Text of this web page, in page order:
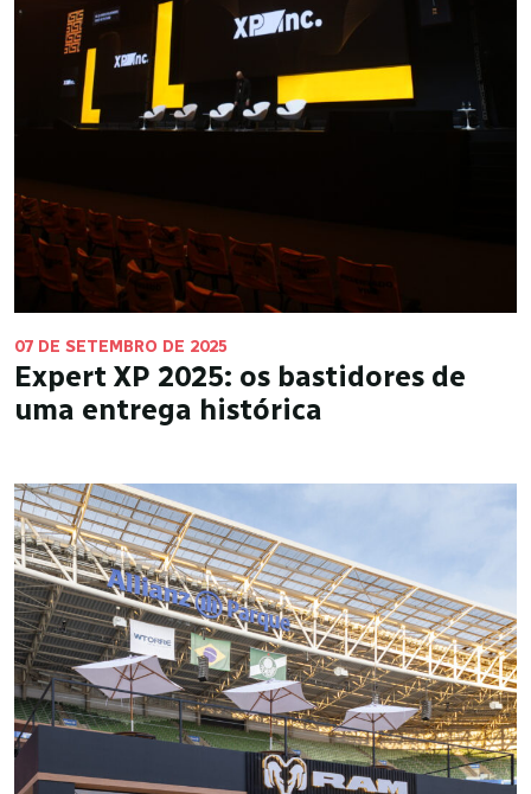
07 DE SETEMBRO DE 2025
Expert XP 2025: os bastidores de
uma entrega histórica